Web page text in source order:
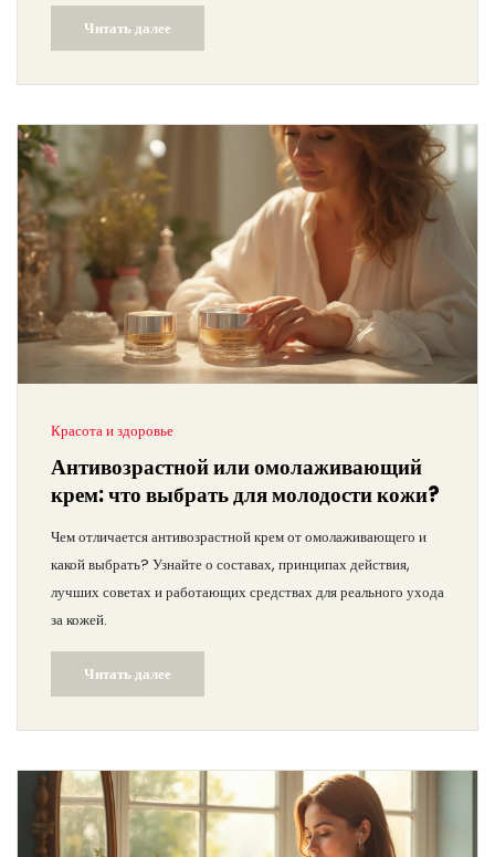
Читать далее
Красота и здоровье
Антивозрастной или омолаживающий
крем: что выбрать для молодости кожи?
Чем отличается антивозрастной крем от омолаживающего и
какой выбрать? Узнайте о составах, принципах действия,
лучших советах и работающих средствах для реального ухода
за кожей.
Читать далее